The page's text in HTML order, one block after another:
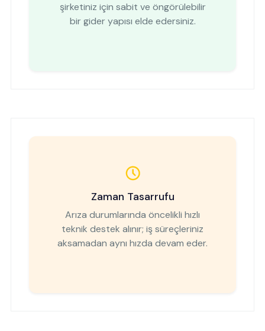
şirketiniz için sabit ve öngörülebilir
bir gider yapısı elde edersiniz.
Zaman Tasarrufu
Arıza durumlarında öncelikli hızlı
teknik destek alınır; iş süreçleriniz
aksamadan aynı hızda devam eder.